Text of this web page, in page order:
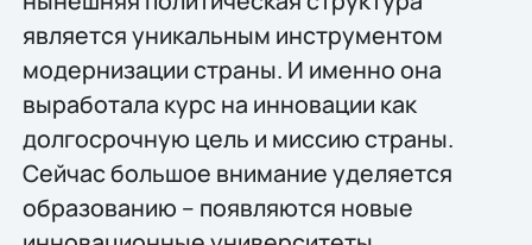
является уникальным инструментом
модернизации страны. И именно она
выработала курс на инновации как
долгосрочную цель и миссию страны.
Сейчас большое внимание уделяется
образованию – появляются новые